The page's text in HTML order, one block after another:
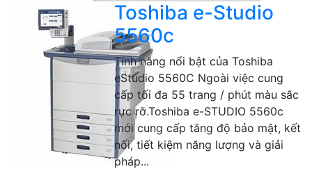
Toshiba e-Studio
5560c
Tính năng nổi bật của Toshiba
eStudio 5560C Ngoài việc cung
cấp tối đa 55 trang / phút màu sắc
rực rỡ.Toshiba e-STUDIO 5560c
mới cung cấp tăng độ bảo mật, kết
nối, tiết kiệm năng lượng và giải
pháp...